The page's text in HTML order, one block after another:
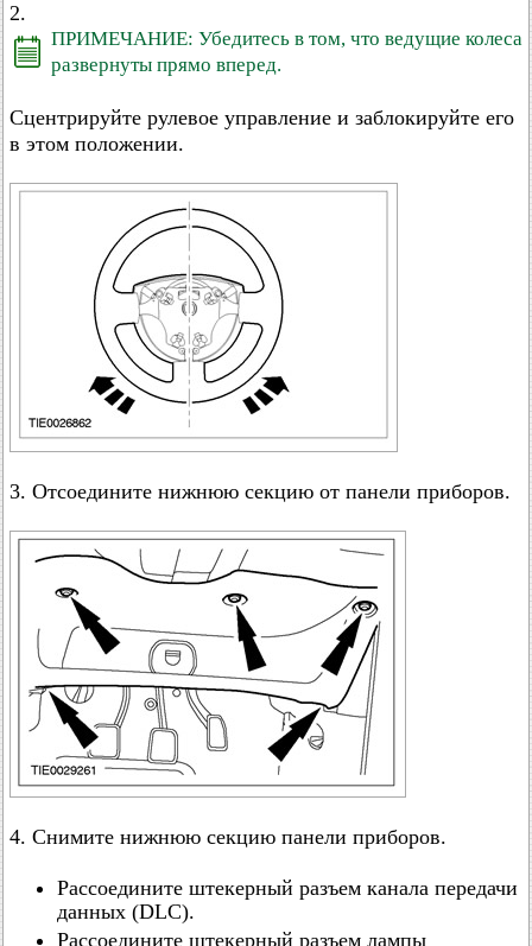
2.
ПРИМЕЧАНИЕ: Убедитесь в том, что ведущие колеса
развернуты прямо вперед.
Сцентрируйте рулевое управление и заблокируйте его
в этом положении.
3. Отсоедините нижнюю секцию от панели приборов.
4. Снимите нижнюю секцию панели приборов.
Рассоедините штекерный разъем канала передачи
данных (DLC).
Рассоедините штекерный разъем лампы